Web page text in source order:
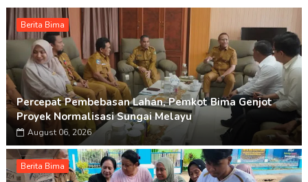
Berita Bima
Percepat Pembebasan Lahan, Pemkot Bima Genjot
Proyek Normalisasi Sungai Melayu
August 06, 2026
Berita Bima